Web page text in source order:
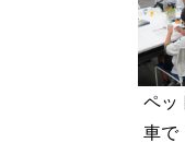
ペッ
車で